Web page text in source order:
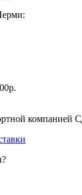
компанией